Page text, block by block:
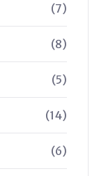
(7)
(8)
(5)
(14)
(6)